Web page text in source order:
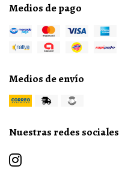
Medios de pago
Medios de envío
Nuestras redes sociales